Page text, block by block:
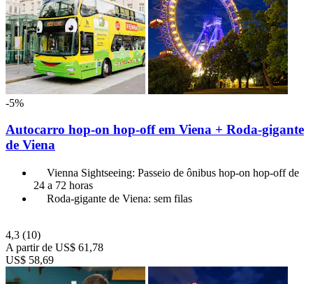
-5%
Autocarro hop-on hop-off em Viena + Roda-gigante
de Viena
Vienna Sightseeing: Passeio de ônibus hop-on hop-off de
24 a 72 horas
Roda-gigante de Viena: sem filas
4,3 (10)
A partir de US$ 61,78
US$ 58,69